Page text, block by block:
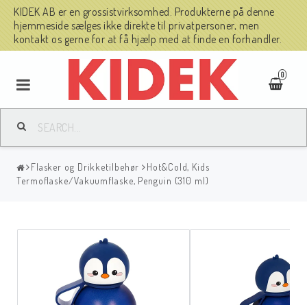
KIDEK AB er en grossistvirksomhed. Produkterne på denne
hjemmeside sælges ikke direkte til privatpersoner, men
kontakt os gerne for at få hjælp med at finde en forhandler.
0
Flasker og Drikketilbehør
Hot&Cold, Kids
Termoflaske/Vakuumflaske, Penguin (310 ml)